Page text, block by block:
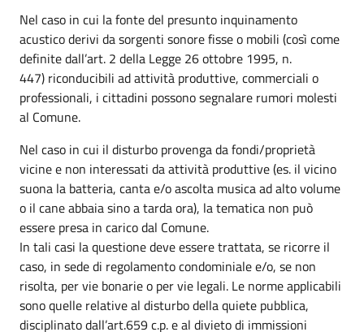
Nel caso in cui la fonte del presunto inquinamento
acustico derivi da sorgenti sonore fisse o mobili (così come
definite dall’art. 2 della Legge 26 ottobre 1995, n.
447) riconducibili ad attività produttive, commerciali o
professionali, i cittadini possono segnalare rumori molesti
al Comune.
Nel caso in cui il disturbo provenga da fondi/proprietà
vicine e non interessati da attività produttive (es. il vicino
suona la batteria, canta e/o ascolta musica ad alto volume
o il cane abbaia sino a tarda ora), la tematica non può
essere presa in carico dal Comune.
In tali casi la questione deve essere trattata, se ricorre il
caso, in sede di regolamento condominiale e/o, se non
risolta, per vie bonarie o per vie legali. Le norme applicabili
sono quelle relative al disturbo della quiete pubblica,
disciplinato dall’art.659 c.p. e al divieto di immissioni